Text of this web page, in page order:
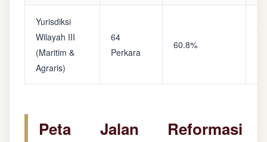
Yurisdiksi
Wilayah III
(Maritim &
Agraris)
64
Perkara
60.8%
Peta Jalan Reformasi